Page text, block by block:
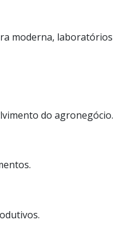
moderna, laboratórios
do agronegócio.